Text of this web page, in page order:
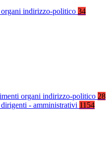
indirizzo-politico 34
organi indirizzo-politico 28
- amministrativi 1154